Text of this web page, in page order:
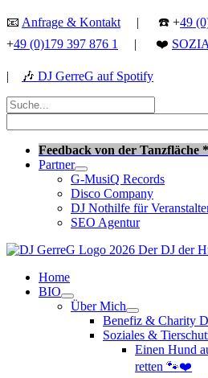
Zum
springen
📧 Anfrage & Kontakt | ☎️ +49
+49 (0)179 397 876 1 | ❤️
| 🎶 DJ GerreG auf Spotify
Suchen
nach:
Feedback von der
Partner
G-MusiQ Records
Disco Company
DJ Nothilfe für
SEO Agentur
Home
BIO
Über Mich
Benefiz & Charity
Soziales &
Einen Hund
retten 🐾❤️